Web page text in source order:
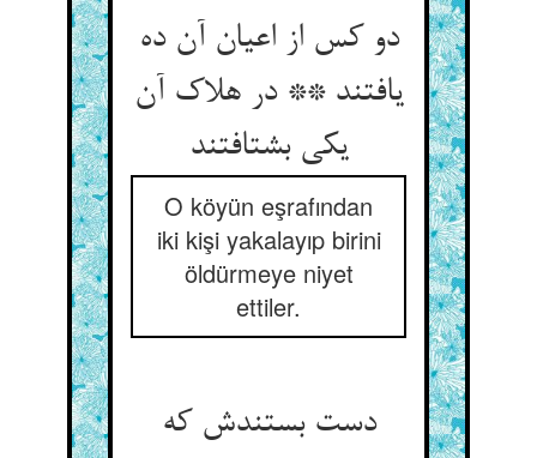
دو کس از اعیان آن ده
یافتند ** در هلاک آن
یکی بشتافتند
O köyün eşrafından
iki kişi yakalayıp birini
öldürmeye niyet
ettiler.
دست بستندش که